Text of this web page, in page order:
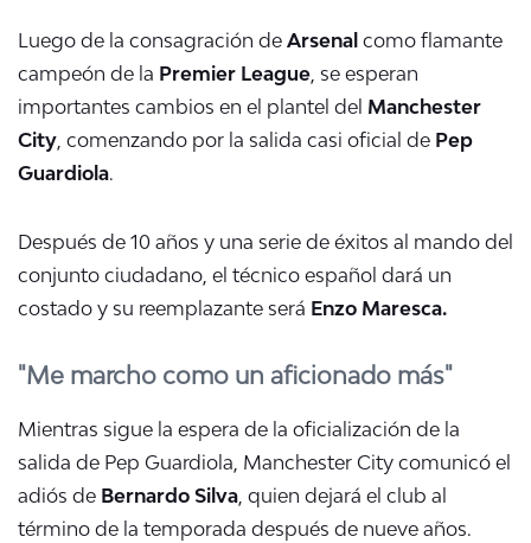
Luego de la consagración de Arsenal como flamante
campeón de la Premier League, se esperan
importantes cambios en el plantel del Manchester
City, comenzando por la salida casi oficial de Pep
Guardiola.
Después de 10 años y una serie de éxitos al mando del
conjunto ciudadano, el técnico español dará un
costado y su reemplazante será Enzo Maresca.
"Me marcho como un aficionado más"
Mientras sigue la espera de la oficialización de la
salida de Pep Guardiola, Manchester City comunicó el
adiós de Bernardo Silva, quien dejará el club al
término de la temporada después de nueve años.